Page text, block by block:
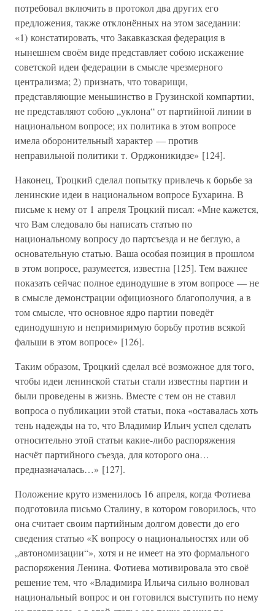
потребовал включить в протокол два других его
предложения, также отклонённых на этом заседании:
«1) констатировать, что Закавказская федерация в
нынешнем своём виде представляет собою искажение
советской идеи федерации в смысле чрезмерного
централизма; 2) признать, что товарищи,
представляющие меньшинство в Грузинской компартии,
не представляют собою „уклона“ от партийной линии в
национальном вопросе; их политика в этом вопросе
имела оборонительный характер — против
неправильной политики т. Орджоникидзе» [124].
Наконец, Троцкий сделал попытку привлечь к борьбе за
ленинские идеи в национальном вопросе Бухарина. В
письме к нему от 1 апреля Троцкий писал: «Мне кажется,
что Вам следовало бы написать статью по
национальному вопросу до партсъезда и не беглую, а
основательную статью. Ваша особая позиция в прошлом
в этом вопросе, разумеется, известна [125]. Тем важнее
показать сейчас полное единодушие в этом вопросе — не
в смысле демонстрации официозного благополучия, а в
том смысле, что основное ядро партии поведёт
единодушную и непримиримую борьбу против всякой
фальши в этом вопросе» [126].
Таким образом, Троцкий сделал всё возможное для того,
чтобы идеи ленинской статьи стали известны партии и
были проведены в жизнь. Вместе с тем он не ставил
вопроса о публикации этой статьи, пока «оставалась хоть
тень надежды на то, что Владимир Ильич успел сделать
относительно этой статьи какие-либо распоряжения
насчёт партийного съезда, для которого она…
предназначалась…» [127].
Положение круто изменилось 16 апреля, когда Фотиева
подготовила письмо Сталину, в котором говорилось, что
она считает своим партийным долгом довести до его
сведения статью «К вопросу о национальностях или об
„автономизации“», хотя и не имеет на это формального
распоряжения Ленина. Фотиева мотивировала это своё
решение тем, что «Владимира Ильича сильно волновал
национальный вопрос и он готовился выступить по нему